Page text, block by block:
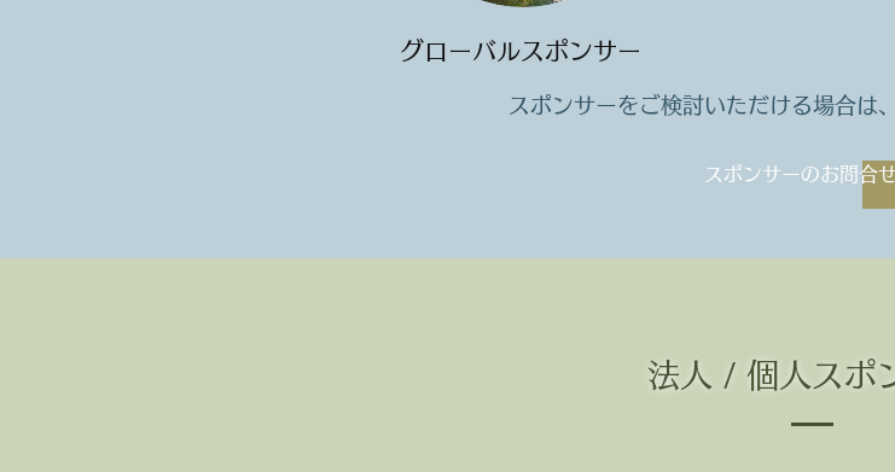
グローバルスポンサー
スポンサーをご検討いただける場合は
スポンサーのお問
法人 / 個人スポ